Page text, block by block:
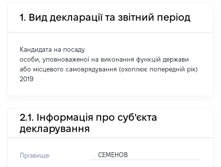
1. Вид декларації та звітний період
Кандидата на посаду
особи, уповноваженої на виконання функцій держави
або місцевого самоврядування (охоплює попередній рік)
2019
2.1. Інформація про суб'єкта
декларування
Прізвище: СЕМЕНОВ